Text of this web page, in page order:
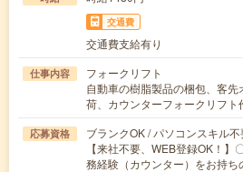
交通費
交通費支給有り
仕事内容
フォークリフト
自動車の樹脂製品の梱包、客
荷、カウンターフォークリフ
応募資格
ブランクOK / パソコンスキル
【来社不要、WEB登録OK！
務経験（カウンター）をお持